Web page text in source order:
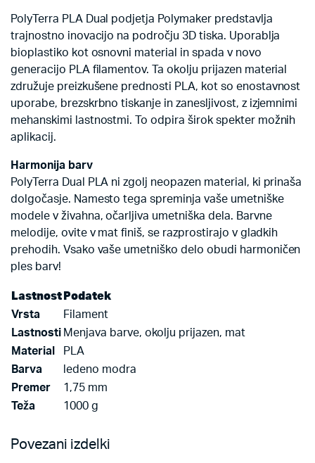
PolyTerra PLA Dual podjetja Polymaker predstavlja
trajnostno inovacijo na področju 3D tiska. Uporablja
bioplastiko kot osnovni material in spada v novo
generacijo PLA filamentov. Ta okolju prijazen material
združuje preizkušene prednosti PLA, kot so enostavnost
uporabe, brezskrbno tiskanje in zanesljivost, z izjemnimi
mehanskimi lastnostmi. To odpira širok spekter možnih
aplikacij.
Harmonija barv
PolyTerra Dual PLA ni zgolj neopazen material, ki prinaša
dolgočasje. Namesto tega spreminja vaše umetniške
modele v živahna, očarljiva umetniška dela. Barvne
melodije, ovite v mat finiš, se razprostirajo v gladkih
prehodih. Vsako vaše umetniško delo obudi harmoničen
ples barv!
LastnostPodatek
Vrsta
Filament
Lastnosti Menjava barve, okolju prijazen, mat
Material
PLA
Barva
ledeno modra
Premer
1,75 mm
Teža
1000 g
Povezani izdelki